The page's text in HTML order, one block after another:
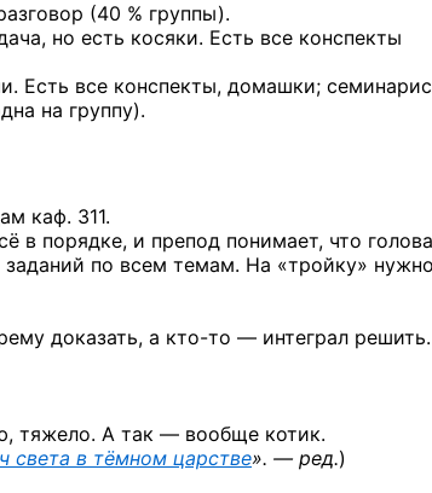
(40 % группы).
но есть косяки. Есть все конспекты
Есть все конспекты, домашки;
на группу).
каф. 311.
в порядке, и препод понимает, что
по всем темам. На «тройку» нужно
доказать, а кто-то — интеграл решить.
тяжело. А так — вообще котик.
света в тёмном царстве». — ред.)